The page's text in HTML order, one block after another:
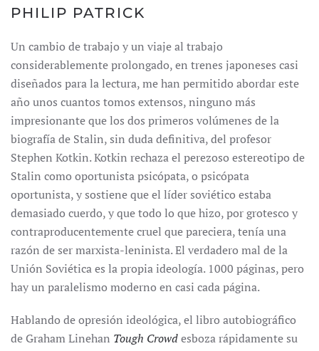
PHILIP PATRICK
Un cambio de trabajo y un viaje al trabajo
considerablemente prolongado, en trenes japoneses casi
diseñados para la lectura, me han permitido abordar este
año unos cuantos tomos extensos, ninguno más
impresionante que los dos primeros volúmenes de la
biografía de Stalin, sin duda definitiva, del profesor
Stephen Kotkin. Kotkin rechaza el perezoso estereotipo de
Stalin como oportunista psicópata, o psicópata
oportunista, y sostiene que el líder soviético estaba
demasiado cuerdo, y que todo lo que hizo, por grotesco y
contraproducentemente cruel que pareciera, tenía una
razón de ser marxista-leninista. El verdadero mal de la
Unión Soviética es la propia ideología. 1000 páginas, pero
hay un paralelismo moderno en casi cada página.
Hablando de opresión ideológica, el libro autobiográfico
de Graham Linehan Tough Crowdesboza rápidamente su